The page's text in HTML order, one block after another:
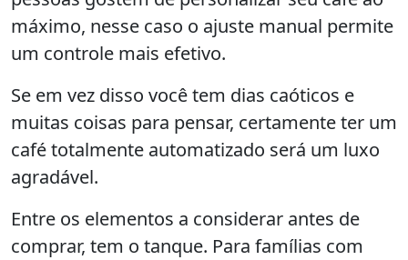
máximo, nesse caso o ajuste manual permite
um controle mais efetivo.
Se em vez disso você tem dias caóticos e
muitas coisas para pensar, certamente ter um
café totalmente automatizado será um luxo
agradável.
Entre os elementos a considerar antes de
comprar, tem o tanque. Para famílias com